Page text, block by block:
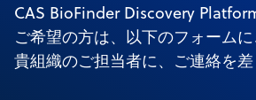
CAS BioFinder Discovery
ご希望の方は、以下のフォームに
貴組織のご担当者に、ご連絡を差